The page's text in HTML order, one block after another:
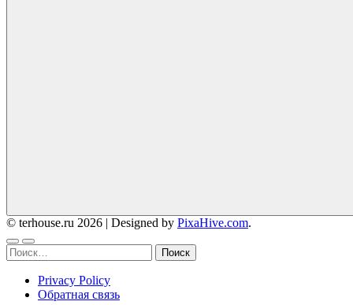
© terhouse.ru 2026 | Designed by PixaHive.com.
Найти:
Privacy Policy
Обратная связь